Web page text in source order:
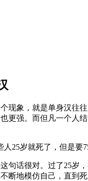
现象，就是单身汉往
更强。而但凡一个人
人25岁就死了，但是要
句话很对。过了25岁
断地模仿自己，直到